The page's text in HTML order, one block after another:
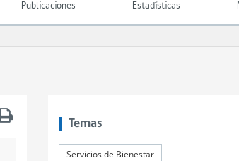
Publicaciones Estadísticas
Temas
Servicios de Bienestar